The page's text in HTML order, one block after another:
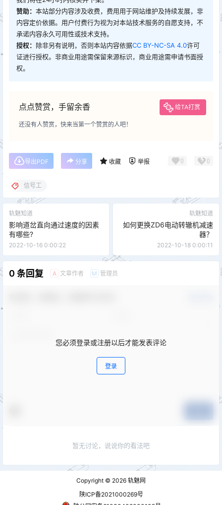
赞助： 本站部分内容涉及收费，费用用于网站维护及持续发展，非
内容定价依据。用户付费行为视为对本站技术服务的自愿支持，不
承诺内容永久可用性或技术支持。
授权： 除非另有说明，否则本站内容依据CC BY-NC-SA 4.0许可
证进行授权。非商业用途需保留来源标识，商业用途需申请书面授
权。
点点赞赏，手留余香 给TA打赏
还没有人赞赏，快来当第一个赞赏的人吧！
导出PDF 分享 收藏 举报 0 0
信号工
轨魅知道
影响道岔直向通过速度的因素
有哪些?
2022-10-16 0:00:22
轨魅知道
如何更换ZD6电动转辙机减速
器？
2022-10-18 0:00:11
0 条回复 A 文章作者 M 管理员
您必须登录或注册以后才能发表评论
登录
暂无讨论，说说你的看法吧
Copyright © 2026 轨魅网
陕ICP备2021000269号